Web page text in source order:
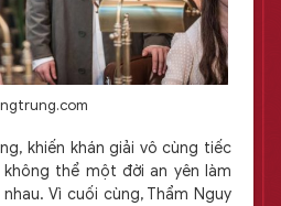
khiến khán giải vô cùng tiếc
thể một đời an yên làm
Vì cuối cùng, Thẩm Nguy